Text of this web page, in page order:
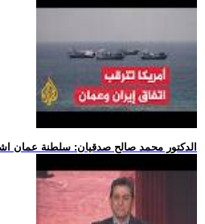
.. الدكتور محمد صالح صدقيان: سلطنة عمان